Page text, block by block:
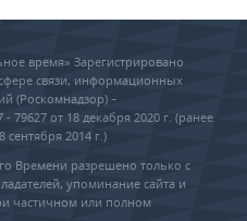
время» Зарегистрировано
связи, информационных
(Роскомнадзор) –
от 18 декабря 2020 г. (ранее
2014 г.)
Времени разрешено только с
упоминание сайта и
частичном или полном